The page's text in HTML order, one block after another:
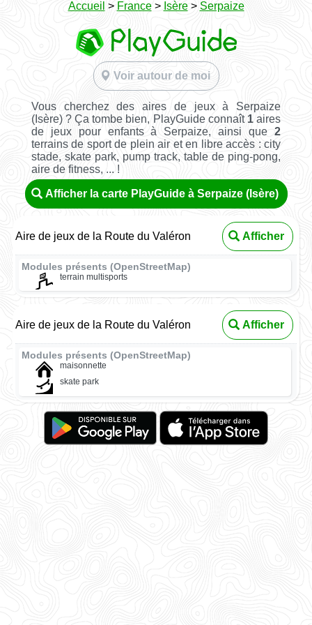
Accueil > France> Isère> Serpaize
Voir autour de moi
Vous cherchez des aires de jeux à Serpaize
(Isère) ? Ça tombe bien, PlayGuide connaît 1 aires
de jeux pour enfants à Serpaize, ainsi que2
terrains de sport de plein air et en libre accès : city
stade, skate park, pump track, table de ping-pong,
aire de fitness, ... !
Afficher la carte PlayGuide à Serpaize (Isère)
Aire de jeux de la Route du Valéron Afficher
Modules présents (OpenStreetMap)
terrain multisports
Aire de jeux de la Route du Valéron Afficher
Modules présents (OpenStreetMap)
maisonnette
skate park